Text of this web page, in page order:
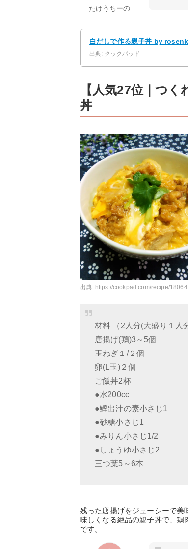
たけうちーの
白だしで作る親子丼 by
出典: クックパッド
【人気27位｜つ
丼
出典: https://cookpad.com/recipe/
材料 （2人分(大盛り１人
唐揚げ(鶏)3～5個
玉ねぎ１/２個
卵(L玉)２個
ご飯丼2杯
●水200cc
●鰹出汁の素小さじ1
●砂糖小さじ1
●みりん小さじ1/2
●しょうゆ小さじ2
三つ葉5～6本
残った唐揚げをジューシーで美
味しくなる絶品の親子丼で、鶏
です。